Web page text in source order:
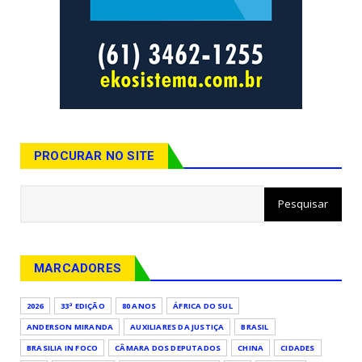
PROCURAR NO SITE
MARCADORES
2026 33ª EDIÇÃO 80 ANOS
ÁFRICA DO SUL
ANDERSON MIRANDA
AUXILIARES DA JUSTIÇA
BRASIL
BRASILIA IN FOCO
CÂMARA DOS DEPUTADOS CHINA
CIDADES